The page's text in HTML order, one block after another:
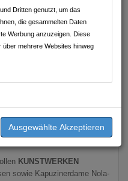
Dritten genutzt, um das
die gesammelten Daten
Werbung anzuzeigen. Diese
mehrere Websites hinweg
für unsere Tiere
250 €, sind dabei aber
auswählt. Etwas ganz
kauft am Besten direkt an
KUNSTWERKEN
sowie Kapuzinerdame Nola-